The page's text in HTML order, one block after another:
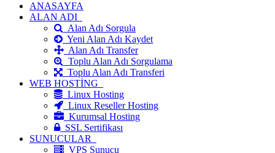
ANASAYFA
ALAN ADI
Alan Adı Sorgula
Yeni Alan Adı Kaydet
Alan Adı Transfer
Toplu Alan Adı Sorgulama
Toplu Alan Adı Transferi
WEB HOSTİNG
Linux Hosting
Linux Reseller Hosting
Kurumsal Hosting
SSL Sertifikası
SUNUCULAR
VPS Sunucu